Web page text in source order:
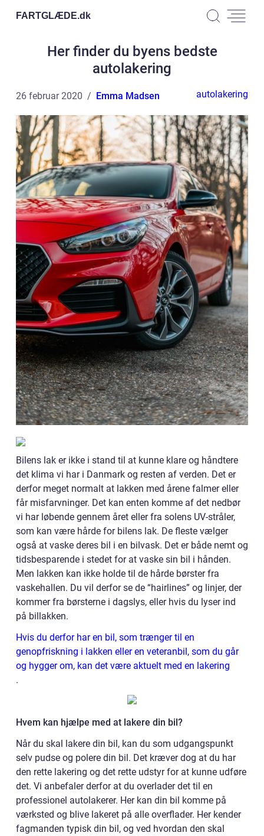
FARTGLÆDE.dk
Her finder du byens bedste
autolakering
26 februar 2020 Emma Madsen autolakering
Bilens lak er ikke i stand til at kunne klare og håndtere
det klima vi har i Danmark og resten af verden. Det er
derfor meget normalt at lakken med årene falmer eller
får misfarvninger. Det kan enten komme af det nedbør
vi har løbende gennem året eller fra solens UV-stråler,
som kan være hårde for bilens lak. De fleste vælger
også at vaske deres bil i en bilvask. Det er både nemt og
tidsbesparende i stedet for at vaske sin bil i hånden.
Men lakken kan ikke holde til de hårde børster fra
vaskehallen. Du vil derfor se de “hairlines” og linjer, der
kommer fra børsterne i dagslys, eller hvis du lyser ind
på billakken.
Hvis du derfor har en bil, som trænger til en
genopfriskning i lakken eller en veteranbil, som du går
og hygger om, kan det være aktuelt med en lakering
.
Hvem kan hjælpe med at lakere din bil?
Når du skal lakere din bil, kan du som udgangspunkt
selv pudse og polere din bil. Det kræver dog at du har
den rette lakering og det rette udstyr for at kunne udføre
det. Vi anbefaler derfor at du overlader det til en
professionel autolakerer. Her kan din bil komme på
værksted og blive lakeret på alle overflader. Her kender
fagmanden typisk din bil, og ved hvordan den skal